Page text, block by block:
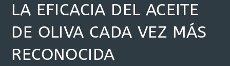
LA EFICACIA DEL ACEITE
DE OLIVA CADA VEZ MÁS
RECONOCIDA